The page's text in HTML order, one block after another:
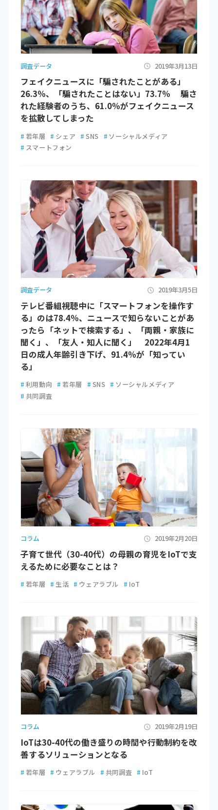
調査データ 2019年3月13日
フェイクニュースに「騙されたことがある」
26.3％、「騙されたことはない」73.7％ 騙さ
れた経験者のうち、61.0％がフェイクニュース
を拡散してしまった
# 若年層 # シェア # SNS # ソーシャルメディア
# スマートフォン
調査データ 2019年3月5日
テレビ番組視聴中に「スマートフォンを操作す
る」のは78.4％、ニュースで知らないことがあ
ったら「ネットで検索する」、「両親・家族に
聞く」、「友人・知人に聞く」 2022年4月1
日の成人年齢引き下げ、91.4％が「知ってい
る」
# 利用動向 # 若年層 # SNS # ソーシャルメディア
# 共同調査
コラム 2019年2月20日
子育て世代（30-40代）の母親の育児をIoTで支
えるために必要なことは？
# 若年層 # 生活 # ウェアラブル # IoT
コラム 2019年2月19日
IoTは30-40代の働き盛りの時間や行動制約を改
善するソリューションとなる
# 若年層 # ウェアラブル # 共同調査 # IoT